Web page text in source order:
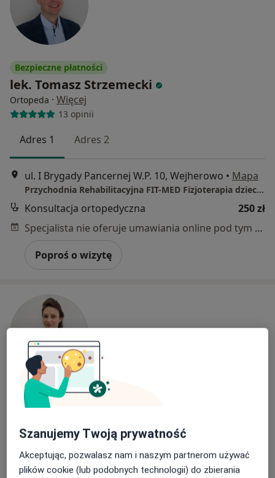
Bezpieczne płatności
lek. Tomasz Strzemecki
Ortopeda · Więcej
13 opinii
Adres 1 Adres 2
ul. I Brygady Pancernej W.P. 10, Wejherowo • Mapa
Przychodnia Rehabilitacyjna FIT-MED Fizjoterapia dzieci i dorosłych
Konsultacja ortopedyczna
250 zł
Specjalista nie oferuje umawiania online pod tym adresem.
Poproś o wizytę
lek. Karolina Pucek
W trakcie specjalizacji (Ortopeda)
Adres Online
Szanujemy Twoją prywatność
Akceptując, pozwalasz nam i naszym partnerom używać
plików cookie (lub podobnych technologii) do zbierania